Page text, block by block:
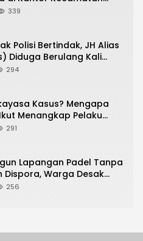
Warga Antusias
339
Polisi Bertindak, JH Alias
Diduga Berulang Kali
Sewa Motor Tanpa
294
Kasus? Mengapa
Menangkap Pelaku
Ponsel di Pancur Batu
291
Lapangan Padel Tanpa
Dispora, Warga Desak
Jakarta Barat
256